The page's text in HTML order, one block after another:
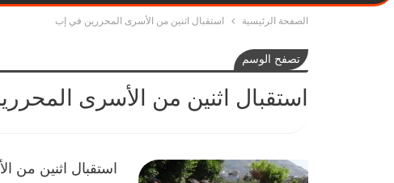
الصفحة الرئيسية استقبال اثنين من الأسرى المحررين في إب
تصفح الوسم
استقبال اثنين من الأسرى
استقبال اثنين من